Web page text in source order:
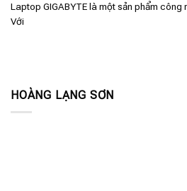
Laptop GIGABYTE là một sản phẩm công
Với
HOÀNG LẠNG SƠN